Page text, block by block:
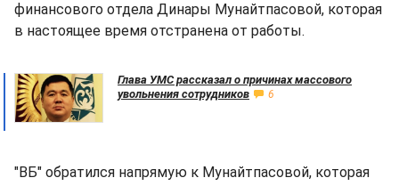
финансового отдела Динары Мунайтпасовой, которая
в настоящее время отстранена от работы.
Глава УМС рассказал о причинах массового
увольнения сотрудников
6
"ВБ" обратился напрямую к Мунайтпасовой, которая